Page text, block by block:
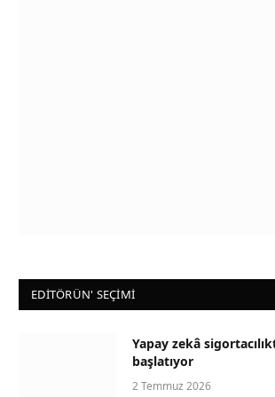
EDİTÖRÜN' SEÇİMİ
Yapay zekâ
başlatıyor
2 Temmuz 2026